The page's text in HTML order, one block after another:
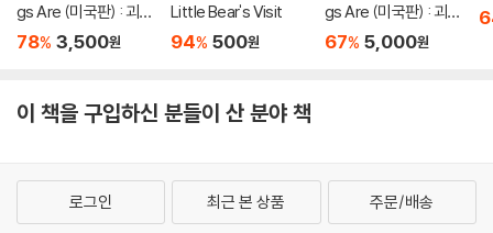
gs Are (미국판) : 괴물
들이 사는 나라 : 1964
78% 3,500원
Little Bear's Visit
94% 500원
gs Are (미국판) : 괴물
들이 사는 나라 : 1964
67% 5,000원
이 책을 구입하신 분들이 산 분야 책
로그인 최근 본 상품 주문/배송